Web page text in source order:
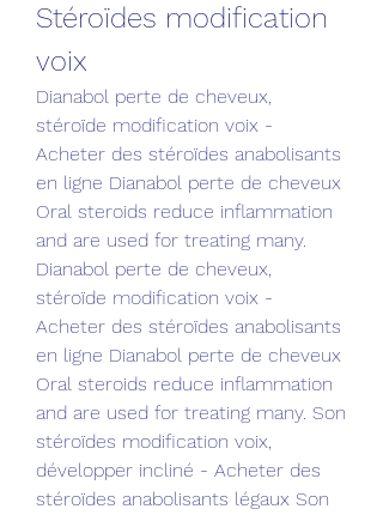
Stéroïdes modification
voix
Dianabol perte de cheveux,
stéroïde modification voix -
Acheter des stéroïdes anabolisants
en ligne Dianabol perte de cheveux
Oral steroids reduce inflammation
and are used for treating many.
Dianabol perte de cheveux,
stéroïde modification voix -
Acheter des stéroïdes anabolisants
en ligne Dianabol perte de cheveux
Oral steroids reduce inflammation
and are used for treating many. Son
stéroïdes modification voix,
développer incliné - Acheter des
stéroïdes anabolisants légaux Son